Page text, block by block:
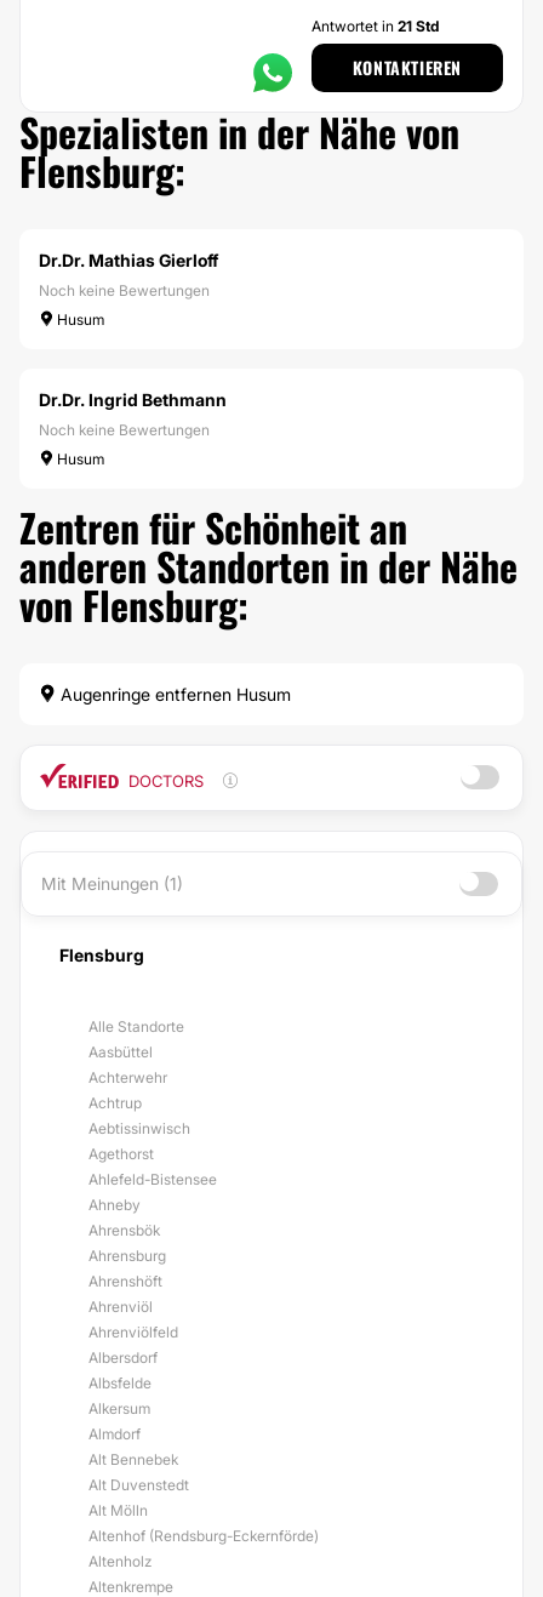
Antwortet in 21 Std
KONTAKTIEREN
Spezialisten in der Nähe von
Flensburg:
Dr.Dr. Mathias Gierloff
Noch keine Bewertungen
Husum
Dr.Dr. Ingrid Bethmann
Noch keine Bewertungen
Husum
Zentren für Schönheit an
anderen Standorten in der Nähe
von Flensburg:
Augenringe entfernen Husum
DOCTORS
Mit Meinungen (1)
Flensburg
Alle Standorte
Aasbüttel
Achterwehr
Achtrup
Aebtissinwisch
Agethorst
Ahlefeld-Bistensee
Ahneby
Ahrensbök
Ahrensburg
Ahrenshöft
Ahrenviöl
Ahrenviölfeld
Albersdorf
Albsfelde
Alkersum
Almdorf
Alt Bennebek
Alt Duvenstedt
Alt Mölln
Altenhof (Rendsburg-Eckernförde)
Altenholz
Altenkrempe